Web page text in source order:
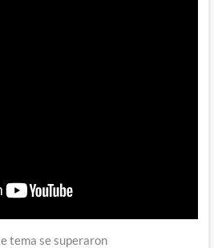
tema se superaron